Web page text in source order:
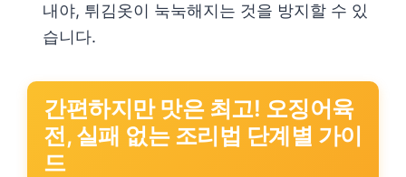
내야, 튀김옷이 눅눅해지는 것을 방지할 수 있
습니다.
간편하지만 맛은 최고! 오징어육
전, 실패 없는 조리법 단계별 가이
드